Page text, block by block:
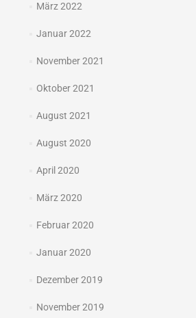
März 2022
Januar 2022
November 2021
Oktober 2021
August 2021
August 2020
April 2020
März 2020
Februar 2020
Januar 2020
Dezember 2019
November 2019